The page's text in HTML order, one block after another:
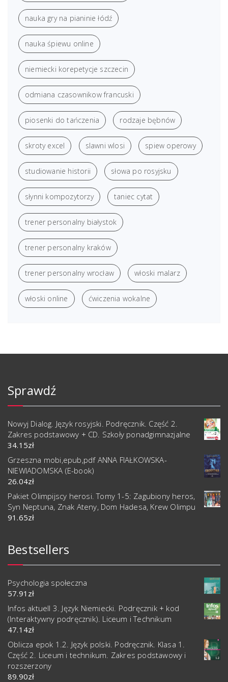
nauka gry na pianinie łódź
nauka śpiewu online
niemiecki korepetycje szczecin
odmiana czasownikow francuski
piosenki do tańczenia rodzaje bębnów
skroty excel slawni wlosi spiew operowy
studiowanie historii słowa po rosyjsku
słynni kompozytorzy taniec cytat
trener personalny białystok
trener personalny kraków
trener personalny wrocław włoski malarz
włoski online ćwiczenia wokalne
Sprawdź
Nowyj Dialog. Język rosyjski. Podręcznik. Część 2.
Zakres podstawowy + CD. Szkoły ponadgimnazjalne
34.15zł
Grzeszna mobi,epub,pdf ANNA FIAŁKOWSKA-
NIEWIADOMSKA (E-book)
26.04zł
Pakiet Olimpijscy herosi. Tomy 1-5: Zagubiony heros,
Syn Neptuna, Znak Ateny, Dom Hadesa, Krew Olimpu
91.65zł
Bestsellers
Psychologia społeczna
57.91 zł
Infos aktuell 3. Język Niemiecki. Podręcznik + kod
(Interaktywny podręcznik). Liceum i Technikum
47.14zł
Oblicza epok 1.2. Język polski. Podręcznik. Klasa 1.
Część 2. Liceum i technikum. Zakres podstawowy i
rozszerzony
89.90zł